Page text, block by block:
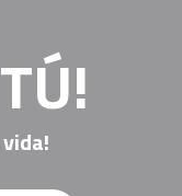
vida!